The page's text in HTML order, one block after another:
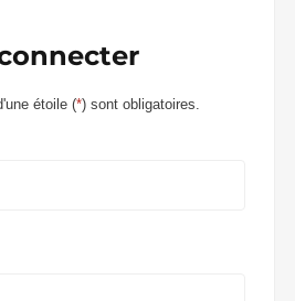
étoile (*) sont obligatoires.